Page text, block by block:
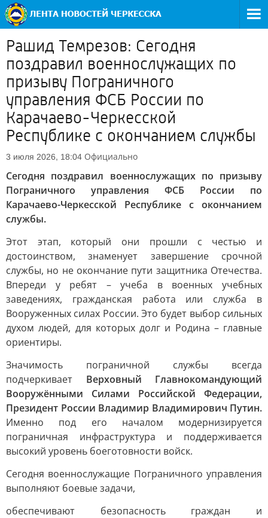
Рашид Темрезов: Сегодня
поздравил военнослужащих по
призыву Пограничного
управления ФСБ России по
Карачаево-Черкесской
Республике с окончанием службы
3 июля 2026, 18:04 Официально
Сегодня поздравил военнослужащих по призыву
Пограничного управления ФСБ России по
Карачаево-Черкесской Республике с окончанием
службы.
Этот этап, который они прошли с честью и
достоинством, знаменует завершение срочной
службы, но не окончание пути защитника Отечества.
Впереди у ребят – учеба в военных учебных
заведениях, гражданская работа или служба в
Вооруженных силах России. Это будет выбор сильных
духом людей, для которых долг и Родина – главные
ориентиры.
Значимость пограничной службы всегда
подчеркивает Верховный Главнокомандующий
Вооружёнными Силами Российской Федерации,
Президент России Владимир Владимирович Путин.
Именно под его началом модернизируется
пограничная инфраструктура и поддерживается
высокий уровень боеготовности войск.
Сегодня военнослужащие Пограничного управления
выполняют боевые задачи,
обеспечивают безопасность граждан и